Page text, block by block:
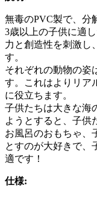
無毒のPVC製で、分
3歳以上の子供に適
力と創造性を刺激し
す。
それぞれの動物の姿
す。これはよりリア
に役立ちます。
子供たちは大きな海
ようとすると、子供
お風呂のおもちゃ、
とすのが大好きで、
適です！
仕様: